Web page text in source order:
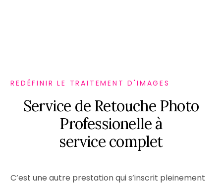
REDÉFINIR LE TRAITEMENT D'IMAGES
Service de Retouche Photo
Professionelle à
service complet
C’est une autre prestation qui s’inscrit pleinement